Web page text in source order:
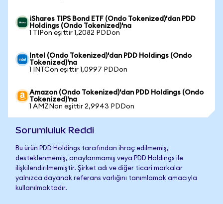
iShares TIPS Bond ETF (Ondo Tokenized)'dan PDD
Holdings (Ondo Tokenized)'na
1 TIPon eşittir 1,2082 PDDon
Intel (Ondo Tokenized)'dan PDD Holdings (Ondo
Tokenized)'na
1 INTCon eşittir 1,0997 PDDon
Amazon (Ondo Tokenized)'dan PDD Holdings (Ondo
Tokenized)'na
1 AMZNon eşittir 2,9943 PDDon
Sorumluluk Reddi
Bu ürün PDD Holdings tarafından ihraç edilmemiş,
desteklenmemiş, onaylanmamış veya PDD Holdings ile
ilişkilendirilmemiştir. Şirket adı ve diğer ticari markalar
yalnızca dayanak referans varlığını tanımlamak amacıyla
kullanılmaktadır.